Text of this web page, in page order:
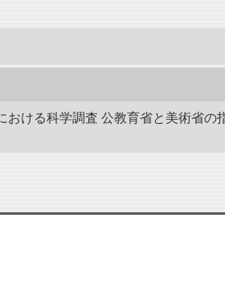
ける科学調査 公教育省と美術省